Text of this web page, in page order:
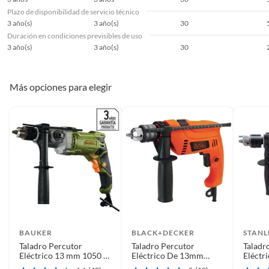
Manual de Armado
Plazo de disponibilidad de servicio técnico
3 año(s)
3 año(s) 30
Duración en condiciones previsibles de uso
3 año(s)
3 año(s) 30
Más opciones para elegir
BAUKER
Taladro Percutor
Eléctrico 13 mm 1050 W
220 V
BLACK+DECKER
Taladro Percutor
Eléctrico De 13mm
Black+decker Hd555
220 V